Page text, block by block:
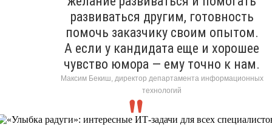
развиваться другим, готовность
помочь заказчику своим опытом.
А если у кандидата еще и хорошее
чувство юмора — ему точно к нам.
Максим Бекиш, директор департамента информационных
технологий